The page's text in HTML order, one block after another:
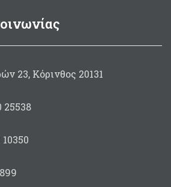
και οταν τα δάχτυλα είναι
πολύ παγωμένα. Στις
παλάμες και τις άκρες των
στην τριβή.
23, Κόρινθος 20131
25538